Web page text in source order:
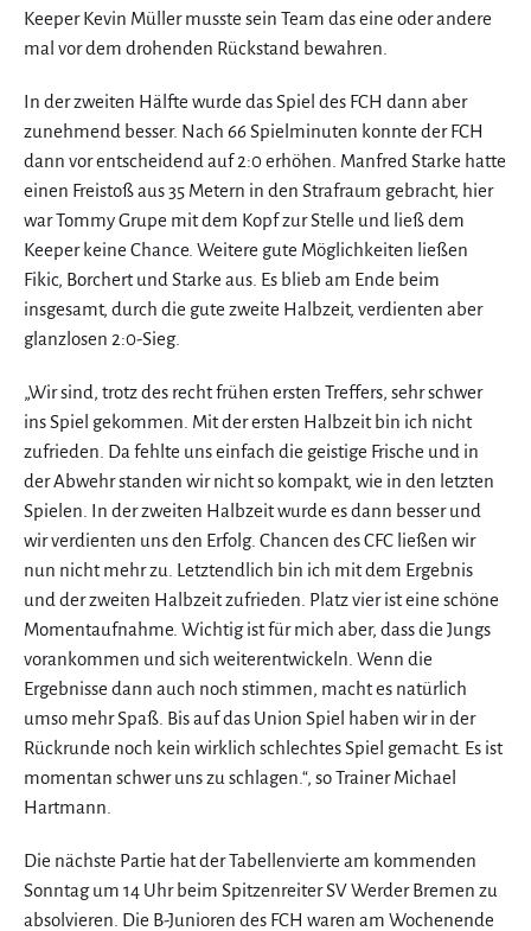
Keeper Kevin Müller musste sein Team das eine oder andere
mal vor dem drohenden Rückstand bewahren.
In der zweiten Hälfte wurde das Spiel des FCH dann aber
zunehmend besser. Nach 66 Spielminuten konnte der FCH
dann vor entscheidend auf 2:0 erhöhen. Manfred Starke hatte
einen Freistoß aus 35 Metern in den Strafraum gebracht, hier
war Tommy Grupe mit dem Kopf zur Stelle und ließ dem
Keeper keine Chance. Weitere gute Möglichkeiten ließen
Fikic, Borchert und Starke aus. Es blieb am Ende beim
insgesamt, durch die gute zweite Halbzeit, verdienten aber
glanzlosen 2:0-Sieg.
„Wir sind, trotz des recht frühen ersten Treffers, sehr schwer
ins Spiel gekommen. Mit der ersten Halbzeit bin ich nicht
zufrieden. Da fehlte uns einfach die geistige Frische und in
der Abwehr standen wir nicht so kompakt, wie in den letzten
Spielen. In der zweiten Halbzeit wurde es dann besser und
wir verdienten uns den Erfolg. Chancen des CFC ließen wir
nun nicht mehr zu. Letztendlich bin ich mit dem Ergebnis
und der zweiten Halbzeit zufrieden. Platz vier ist eine schöne
Momentaufnahme. Wichtig ist für mich aber, dass die Jungs
vorankommen und sich weiterentwickeln. Wenn die
Ergebnisse dann auch noch stimmen, macht es natürlich
umso mehr Spaß. Bis auf das Union Spiel haben wir in der
Rückrunde noch kein wirklich schlechtes Spiel gemacht. Es ist
momentan schwer uns zu schlagen.“, so Trainer Michael
Hartmann.
Die nächste Partie hat der Tabellenvierte am kommenden
Sonntag um 14 Uhr beim Spitzenreiter SV Werder Bremen zu
absolvieren. Die B-Junioren des FCH waren am Wochenende